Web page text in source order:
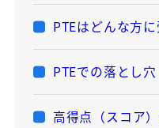
PTEはどんな方
PTEでの落とし穴
高得点（スコア